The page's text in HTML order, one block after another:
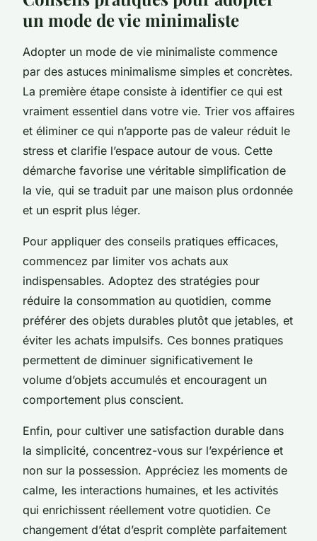
un mode de vie minimaliste
Adopter un mode de vie minimaliste commence
par des astuces minimalisme simples et concrètes.
La première étape consiste à identifier ce qui est
vraiment essentiel dans votre vie. Trier vos affaires
et éliminer ce qui n’apporte pas de valeur réduit le
stress et clarifie l’espace autour de vous. Cette
démarche favorise une véritable simplification de
la vie, qui se traduit par une maison plus ordonnée
et un esprit plus léger.
Pour appliquer des conseils pratiques efficaces,
commencez par limiter vos achats aux
indispensables. Adoptez des stratégies pour
réduire la consommation au quotidien, comme
préférer des objets durables plutôt que jetables, et
éviter les achats impulsifs. Ces bonnes pratiques
permettent de diminuer significativement le
volume d’objets accumulés et encouragent un
comportement plus conscient.
Enfin, pour cultiver une satisfaction durable dans
la simplicité, concentrez-vous sur l’expérience et
non sur la possession. Appréciez les moments de
calme, les interactions humaines, et les activités
qui enrichissent réellement votre quotidien. Ce
changement d’état d’esprit complète parfaitement